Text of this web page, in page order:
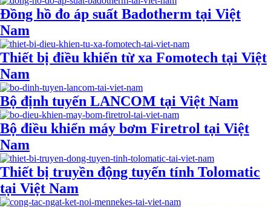
Đồng hồ đo áp suất Badotherm tại Việt
Nam
Thiết bị điều khiển từ xa Fomotech tại Việt
Nam
Bộ định tuyến LANCOM tại Việt Nam
Bộ điều khiển máy bơm Firetrol tại Việt
Nam
Thiết bị truyền động tuyến tính Tolomatic
tại Việt Nam